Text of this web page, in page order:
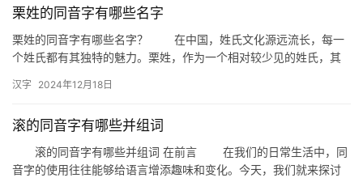
栗姓的同音字有哪些名字
栗姓的同音字有哪些名字？ 在中国，姓氏文化源远流长，每一
个姓氏都有其独特的魅力。栗姓，作为一个相对较少见的姓氏，其
其名…
汉字 2024年12月18日
滚的同音字有哪些并组词
滚的同音字有哪些并组词 在前言 在我们的日常生活中，同
音字的使用往往能够给语言增添趣味和变化。今天，我们就来探讨